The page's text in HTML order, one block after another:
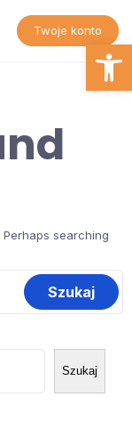
Twoje konto
Perhaps searching
Szukaj